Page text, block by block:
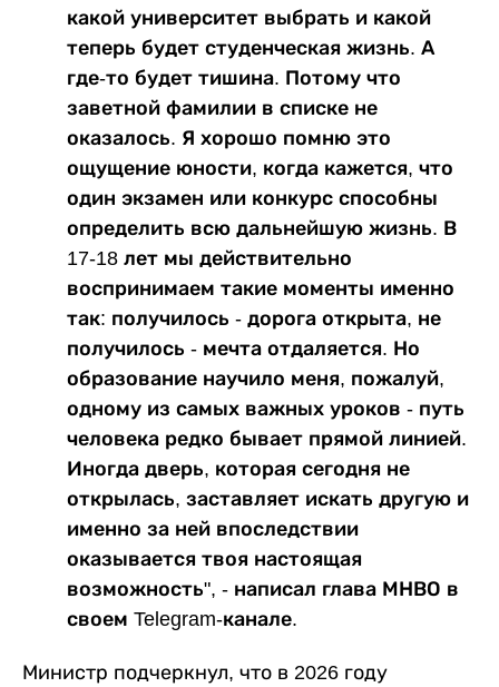
какой университет выбрать и какой
теперь будет студенческая жизнь. А
где-то будет тишина. Потому что
заветной фамилии в списке не
оказалось. Я хорошо помню это
ощущение юности, когда кажется, что
один экзамен или конкурс способны
определить всю дальнейшую жизнь. В
17-18 лет мы действительно
воспринимаем такие моменты именно
так: получилось - дорога открыта, не
получилось - мечта отдаляется. Но
образование научило меня, пожалуй,
одному из самых важных уроков - путь
человека редко бывает прямой линией.
Иногда дверь, которая сегодня не
открылась, заставляет искать другую и
именно за ней впоследствии
оказывается твоя настоящая
возможность", - написал глава МНВО в
своем Telegram-канале.
Министр подчеркнул, что в 2026 году